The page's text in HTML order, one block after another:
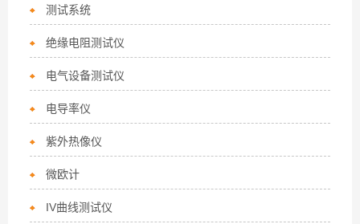
测试系统
绝缘电阻测试仪
电气设备测试仪
电导率仪
紫外热像仪
微欧计
IV曲线测试仪